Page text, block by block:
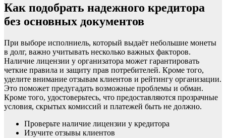
Как подобрать надежного кредитора
без основных документов
При выборе исполниель, который выдаёт небольшие монеты
в долг, важно учитывать несколько важных факторов.
Наличие лицензии у организатора может гарантировать
четкие правила и защиту прав потребителей. Кроме того,
уделите внимание отзывам клиентов и рейтингу организации.
Это поможет предугадать возможные проблемы и обман.
Кроме того, удостоверьтесь, что предоставляются прозрачные
условия, скрытых комиссий и платежей быть не должно.
Проверьте наличие лицензии у кредитора
Изучите отзывы клиентов